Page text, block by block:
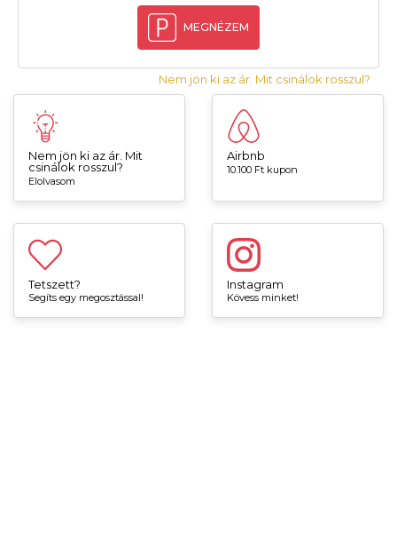
MEGNÉZEM
Nem jön ki az ár. Mit csinálok rosszul?
Nem jön ki az ár. Mit
csinálok rosszul?
Elolvasom
Airbnb
10.100 Ft kupon
Tetszett?
Segíts egy megosztással!
Instagram
Kövess minket!